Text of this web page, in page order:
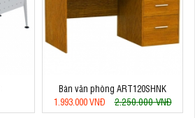
Bàn văn phòng ART120SHNK
1.993.000 VNĐ
2.250.000 VNĐ